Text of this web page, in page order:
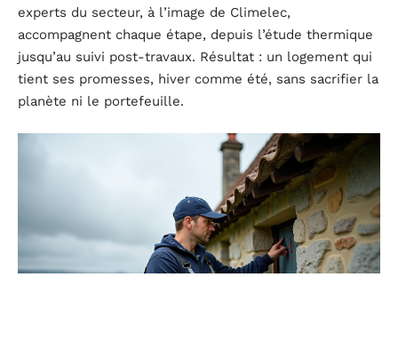
experts du secteur, à l’image de Climelec,
accompagnent chaque étape, depuis l’étude thermique
jusqu’au suivi post-travaux. Résultat : un logement qui
tient ses promesses, hiver comme été, sans sacrifier la
planète ni le portefeuille.